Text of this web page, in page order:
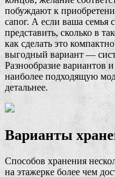
побуждают к
сапог. А если ваша семья
представить, сколько в
как сделать это
выгодный вариант —
Разнообразие вариантов
наиболее подходящую
детальнее.
Варианты
Способов хранения
на этажерке более чем